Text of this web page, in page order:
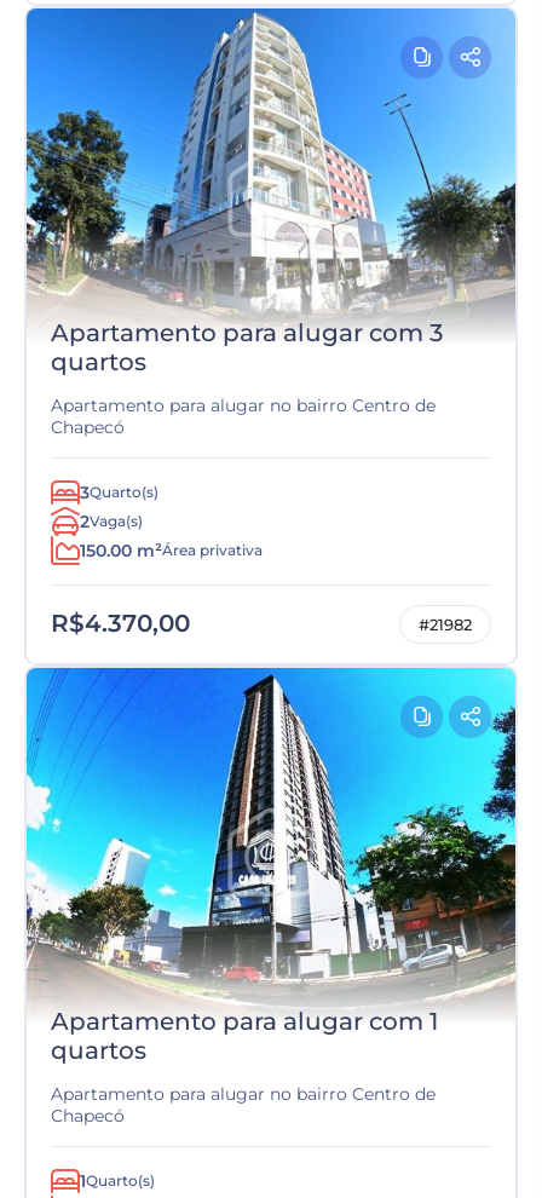
Apartamento para alugar com 3
quartos
Apartamento para alugar no bairro Centro de
Chapecó
3Quarto(s)
2Vaga(s)
150.00 m²Área privativa
R$4.370,00 #21982
Apartamento para alugar com 1
quartos
Apartamento para alugar no bairro Centro de
Chapecó
1Quarto(s)